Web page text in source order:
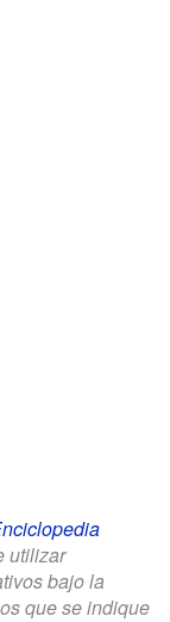
utilizar
bajo la
que se indique